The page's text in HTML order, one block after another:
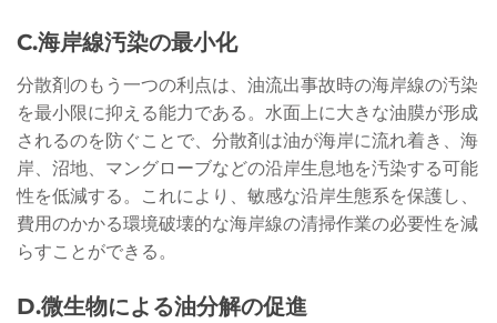
C.海岸線汚染の最小化
分散剤のもう一つの利点は、油流出事故時の海岸線の汚染
を最小限に抑える能力である。水面上に大きな油膜が形成
されるのを防ぐことで、分散剤は油が海岸に流れ着き、海
岸、沼地、マングローブなどの沿岸生息地を汚染する可能
性を低減する。これにより、敏感な沿岸生態系を保護し、
費用のかかる環境破壊的な海岸線の清掃作業の必要性を減
らすことができる。
D.微生物による油分解の促進